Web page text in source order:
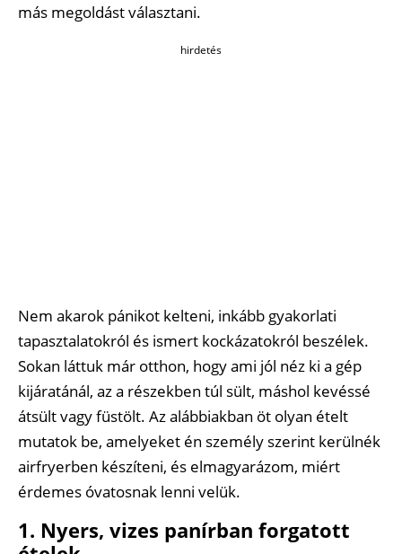
más megoldást választani.
hirdetés
Nem akarok pánikot kelteni, inkább gyakorlati
tapasztalatokról és ismert kockázatokról beszélek.
Sokan láttuk már otthon, hogy ami jól néz ki a gép
kijáratánál, az a részekben túl sült, máshol kevéssé
átsült vagy füstölt. Az alábbiakban öt olyan ételt
mutatok be, amelyeket én személy szerint kerülnék
airfryerben készíteni, és elmagyarázom, miért
érdemes óvatosnak lenni velük.
1. Nyers, vizes panírban forgatott